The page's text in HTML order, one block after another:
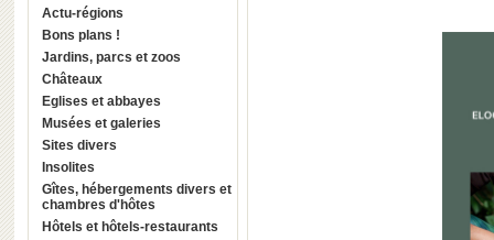
Actu-régions
Bons plans !
Jardins, parcs et zoos
Châteaux
Eglises et abbayes
Musées et galeries
Sites divers
Insolites
Gîtes, hébergements divers et
chambres d'hôtes
Hôtels et hôtels-restaurants